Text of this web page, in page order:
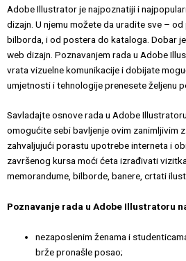
Adobe Illustrator je najpoznatiji i
dizajn. U njemu možete da uradite sve –
bilborda, i od postera do kataloga. Dobar
web dizajn. Poznavanjem rada u Adobe
vrata vizuelne komunikacije i dobijate
umjetnosti i tehnologije prenesete željenu
Savladajte osnove rada u Adobe
omogućite sebi bavljenje ovim zanimljivim
zahvaljujući porastu upotrebe interneta i
završenog kursa moći ćeta izrađivati
memorandume, bilborde, banere, crtati
Poznavanje rada u Adobe Illustratoru
nezaposlenim ženama i
brže pronašle posao;